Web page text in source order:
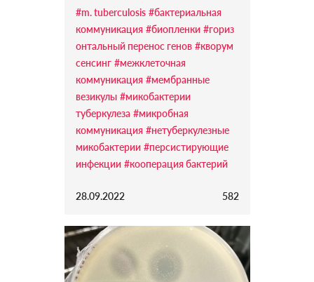
#m. tuberculosis #бактериальная
коммуникация #биопленки #гориз
онтальный перенос генов #кворум
сенсинг #межклеточная
коммуникация #мембранные
везикулы #микобактерии
туберкулеза #микробная
коммуникация #нетуберкулезные
микобактерии #персистирующие
инфекции #кооперация бактерий
28.09.2022 582